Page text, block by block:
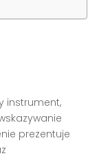
instrument,
prezentuje